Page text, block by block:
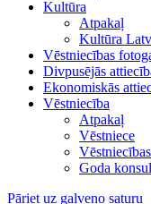
Kultūra
Atpakaļ
Kultūra
Vēstniecības
Divpusējās
Ekonomiskās
Vēstniecība
Atpakaļ
Vēstniece
Goda
Pāriet uz galveno saturu